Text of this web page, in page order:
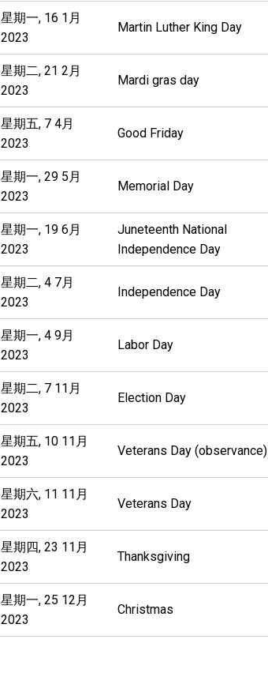
星期一, 16 1月
2023
Martin Luther King Day
星期二, 21 2月
2023
Mardi gras day
星期五, 7 4月
2023
Good Friday
星期一, 29 5月
2023
Memorial Day
星期一, 19 6月
2023
Juneteenth National
Independence Day
星期二, 4 7月
2023
Independence Day
星期一, 4 9月
2023
Labor Day
星期二, 7 11月
2023
Election Day
星期五, 10 11月
2023
Veterans Day (observance)
星期六, 11 11月
2023
Veterans Day
星期四, 23 11月
2023
Thanksgiving
星期一, 25 12月
2023
Christmas